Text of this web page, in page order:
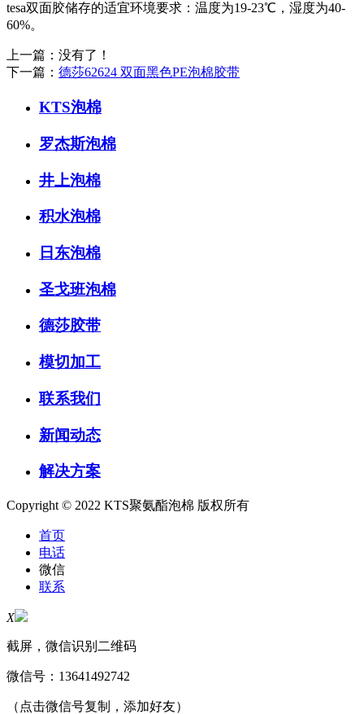
tesa双面胶储存的适宜环境要求：温度为19-23℃，湿度为40-
60%。
上一篇：没有了！
下一篇： 德莎62624 双面黑色PE泡棉胶带
KTS泡棉
罗杰斯泡棉
井上泡棉
积水泡棉
日东泡棉
圣戈班泡棉
德莎胶带
模切加工
联系我们
新闻动态
解决方案
Copyright © 2022 KTS聚氨酯泡棉 版权所有
首页
电话
微信
联系
X
截屏，微信识别二维码
微信号： 13641492742
（点击微信号复制，添加好友）